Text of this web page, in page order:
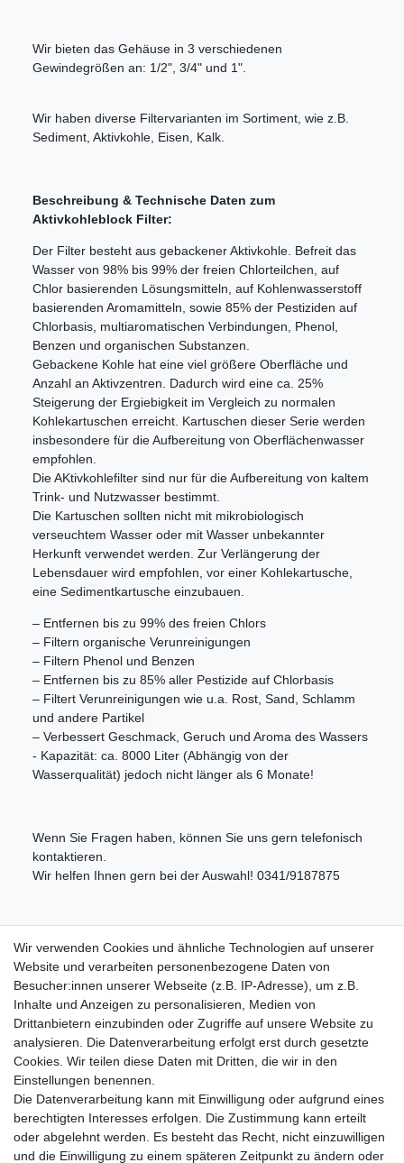
Wir bieten das Gehäuse in 3 verschiedenen
Gewindegrößen an: 1/2", 3/4" und 1".
Wir haben diverse Filtervarianten im Sortiment, wie z.B.
Sediment, Aktivkohle, Eisen, Kalk.
Beschreibung & Technische Daten zum
Aktivkohleblock Filter:
Der Filter besteht aus gebackener Aktivkohle. Befreit das
Wasser von 98% bis 99% der freien Chlorteilchen, auf
Chlor basierenden Lösungsmitteln, auf Kohlenwasserstoff
basierenden Aromamitteln, sowie 85% der Pestiziden auf
Chlorbasis, multiaromatischen Verbindungen, Phenol,
Benzen und organischen Substanzen.
Gebackene Kohle hat eine viel größere Oberfläche und
Anzahl an Aktivzentren. Dadurch wird eine ca. 25%
Steigerung der Ergiebigkeit im Vergleich zu normalen
Kohlekartuschen erreicht. Kartuschen dieser Serie werden
insbesondere für die Aufbereitung von Oberflächenwasser
empfohlen.
Die AKtivkohlefilter sind nur für die Aufbereitung von kaltem
Trink- und Nutzwasser bestimmt.
Die Kartuschen sollten nicht mit mikrobiologisch
verseuchtem Wasser oder mit Wasser unbekannter
Herkunft verwendet werden. Zur Verlängerung der
Lebensdauer wird empfohlen, vor einer Kohlekartusche,
eine Sedimentkartusche einzubauen.
– Entfernen bis zu 99% des freien Chlors
– Filtern organische Verunreinigungen
– Filtern Phenol und Benzen
– Entfernen bis zu 85% aller Pestizide auf Chlorbasis
– Filtert Verunreinigungen wie u.a. Rost, Sand, Schlamm
und andere Partikel
– Verbessert Geschmack, Geruch und Aroma des Wassers
- Kapazität: ca. 8000 Liter (Abhängig von der
Wasserqualität) jedoch nicht länger als 6 Monate!
Wenn Sie Fragen haben, können Sie uns gern telefonisch
kontaktieren.
Wir helfen Ihnen gern bei der Auswahl! 0341/9187875
1x Wasserfiltergehäuse mit 3/4" Innengewinde + Wandhalterung
+ Gehäuseschlüssel
1x Aktivkohleblockfilter (passend zum Gehäuse)
Impressum Daten­schutz­erklärung AGB
Wir verwenden Cookies und ähnliche Technologien auf unserer
Website und verarbeiten personenbezogene Daten von
Besucher:innen unserer Webseite (z.B. IP-Adresse), um z.B.
Inhalte und Anzeigen zu personalisieren, Medien von
Drittanbietern einzubinden oder Zugriffe auf unsere Website zu
analysieren. Die Datenverarbeitung erfolgt erst durch gesetzte
Cookies. Wir teilen diese Daten mit Dritten, die wir in den
Einstellungen benennen.
Die Datenverarbeitung kann mit Einwilligung oder aufgrund eines
berechtigten Interesses erfolgen. Die Zustimmung kann erteilt
oder abgelehnt werden. Es besteht das Recht, nicht einzuwilligen
und die Einwilligung zu einem späteren Zeitpunkt zu ändern oder